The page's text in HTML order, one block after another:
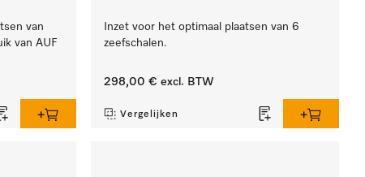
van
van AUF
Inzet voor het optimaal plaatsen van 6
zeefschalen.
298,00 € excl. BTW
Vergelijken